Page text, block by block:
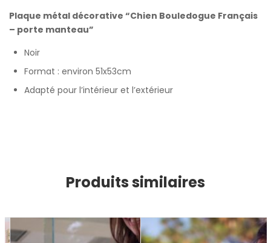
Plaque métal décorative “Chien Bouledogue Français
– porte manteau”
Noir
Format : environ 51x53cm
Adapté pour l’intérieur et l’extérieur
Produits similaires